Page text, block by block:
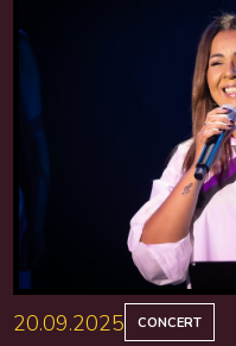
20.09.2025 CONCERT